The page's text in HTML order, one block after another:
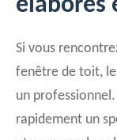
élaborés
Si vous
fenêtre de toit,
un
rapidement un